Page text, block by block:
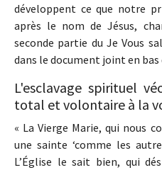
développent ce que notre
après le nom de Jésus,
seconde partie du Je Vous
dans le document joint en bas
L'esclavage spirituel
total et volontaire à la
« La Vierge Marie, qui nous
une sainte ‘comme les
L’Église le sait bien, qui